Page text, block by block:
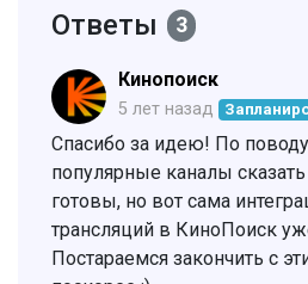
Ответы 3
Кинопоиск
5 лет назад
Спасибо за идею! По
популярные каналы
готовы, но вот сама
трансляций в КиноПоиск
Постараемся закончить с